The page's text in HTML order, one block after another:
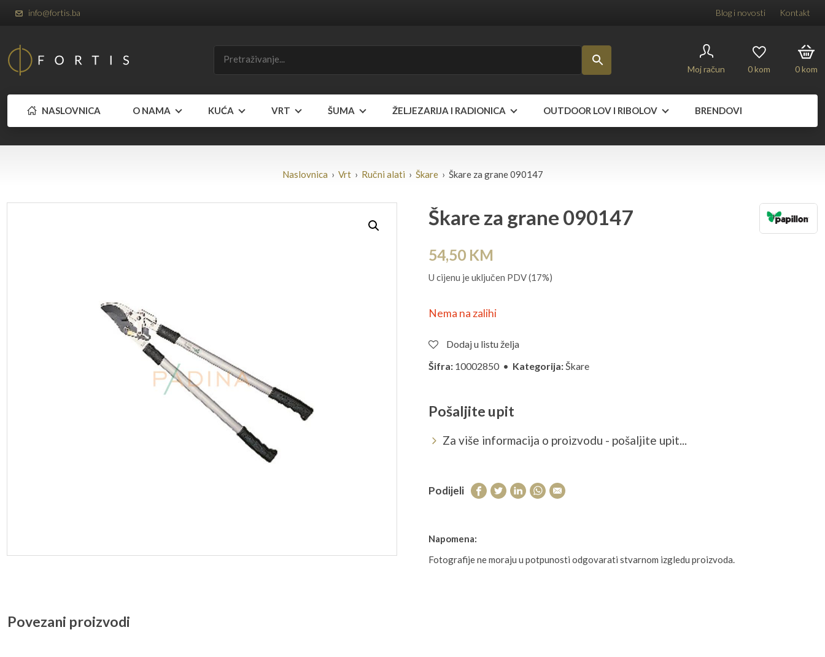
info@fortis.ba Blog i novosti Kontakt
Moj račun 0kom 0kom
NASLOVNICA O NAMA KUĆA VRT ŠUMA ŽELJEZARIJA I RADIONICA OUTDOOR LOV I RIBOLOV BRENDOVI
Naslovnica › Vrt› Ručni alati › Škare› Škare za grane 090147
Škare za grane 090147
54,50 KM
U cijenu je uključen PDV (17%)
Nema na zalihi
Dodaj u listu želja
Šifra: 10002850 • Kategorija:Škare
Pošaljite upit
Za više informacija o proizvodu - pošaljite upit...
Podijeli
Napomena:
Fotografije ne moraju u potpunosti odgovarati stvarnom izgledu proizvoda.
Povezani proizvodi